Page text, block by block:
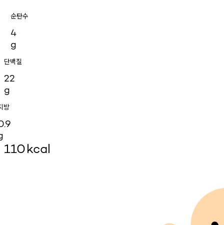
순탄수
4
g
단백질
22
g
방
110kcal